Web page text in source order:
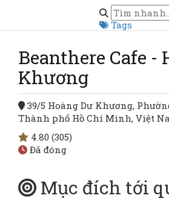
Tags
Hồ Chí Minh
Beanthere Cafe - Hoàng Dư
Beanthere Cafe -
Khương
39/5 Hoàng Dư Khương,
Thành phố Hồ Chí Minh, Việt
4.80 (305)
Đã đóng
Mục đích tới